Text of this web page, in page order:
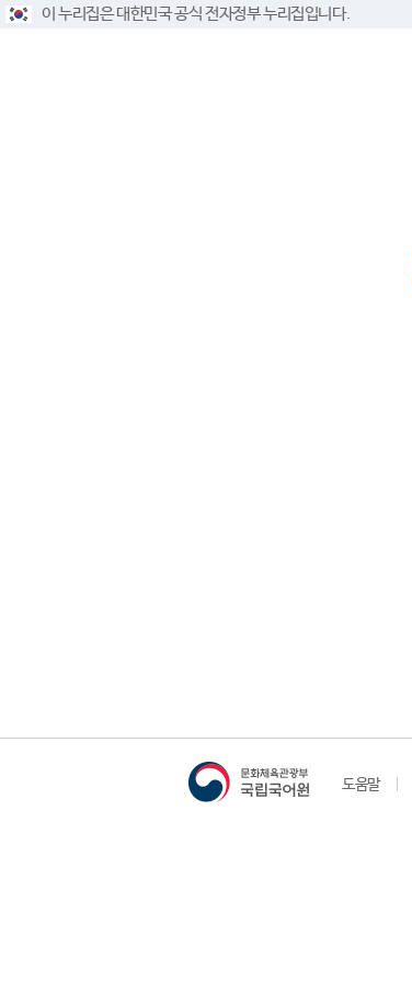
이 누리집은 대한민국 공식 전자정부 누리집입니다.
도움말